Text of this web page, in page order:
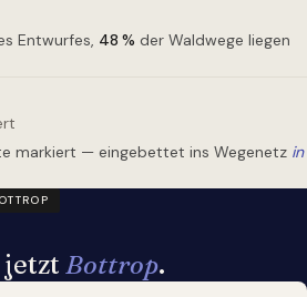
Entwurfes, 48 % der Waldwege liegen
markiert — eingebettet ins Wegenetz in
Bottrop.